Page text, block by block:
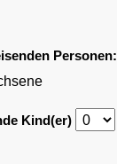
Personen:
Kind(er)